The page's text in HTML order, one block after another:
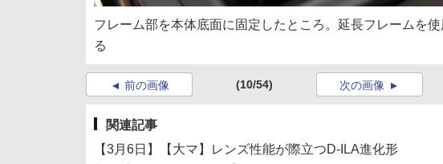
フレーム部を本体底面に固定したところ。延長フレームを
る
前の画像 (10/54) 次の画像
関連記事
【3月6日】【大マ】レンズ性能が際立つD-ILA進化形